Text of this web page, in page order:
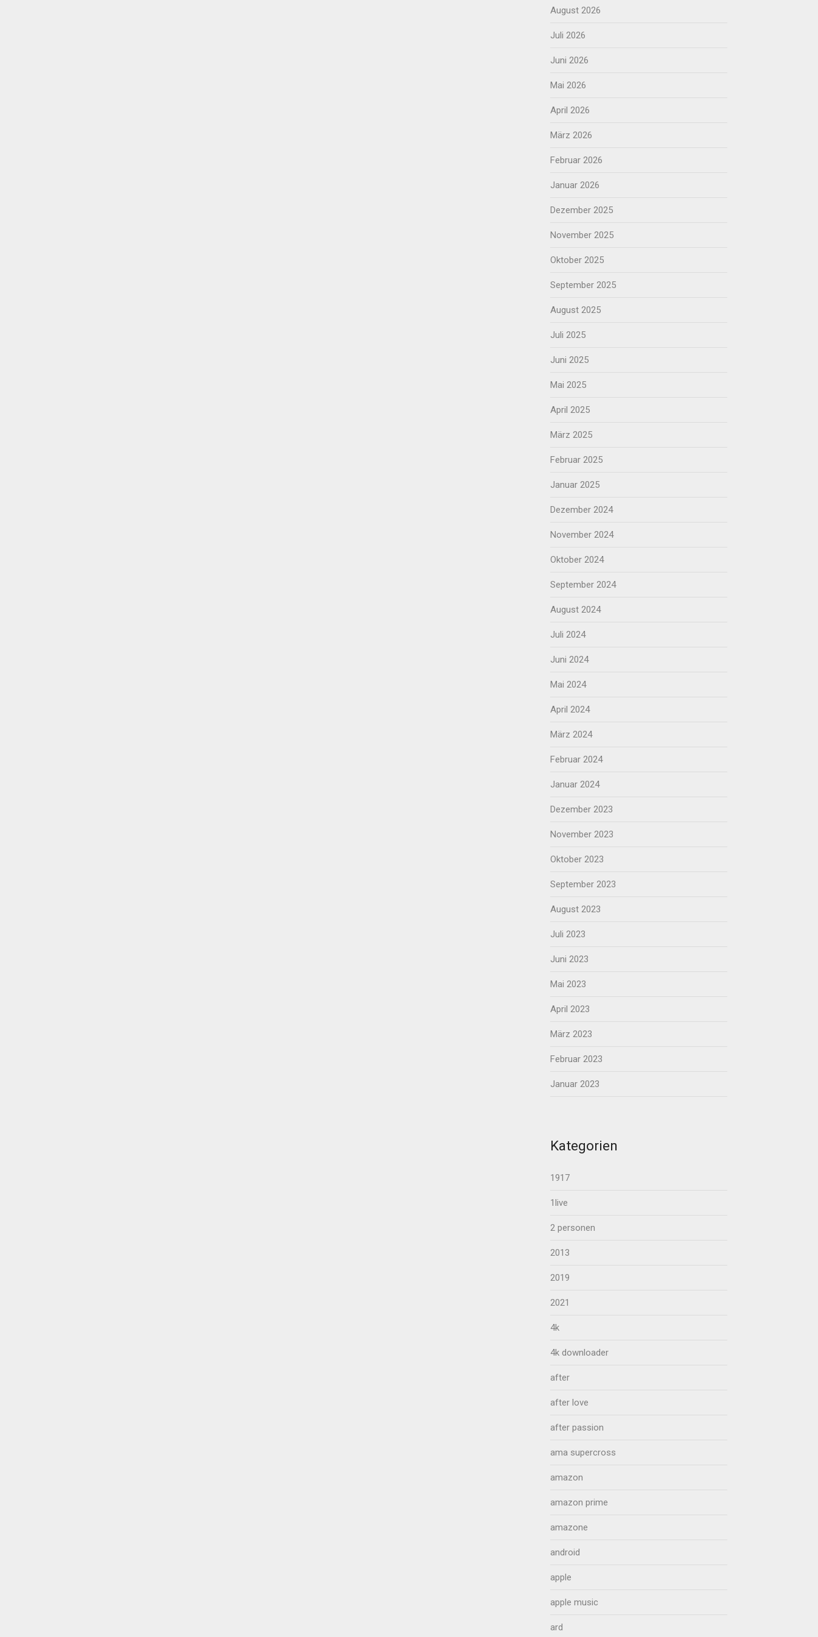
August 2026
Juli 2026
Juni 2026
Mai 2026
April 2026
März 2026
Februar 2026
Januar 2026
Dezember 2025
November 2025
Oktober 2025
September 2025
August 2025
Juli 2025
Juni 2025
Mai 2025
April 2025
März 2025
Februar 2025
Januar 2025
Dezember 2024
November 2024
Oktober 2024
September 2024
August 2024
Juli 2024
Juni 2024
Mai 2024
April 2024
März 2024
Februar 2024
Januar 2024
Dezember 2023
November 2023
Oktober 2023
September 2023
August 2023
Juli 2023
Juni 2023
Mai 2023
April 2023
März 2023
Februar 2023
Januar 2023
Kategorien
1917
1live
2 personen
2013
2019
2021
4k
4k downloader
after
after love
after passion
ama supercross
amazon
amazon prime
amazone
android
apple
apple music
ard